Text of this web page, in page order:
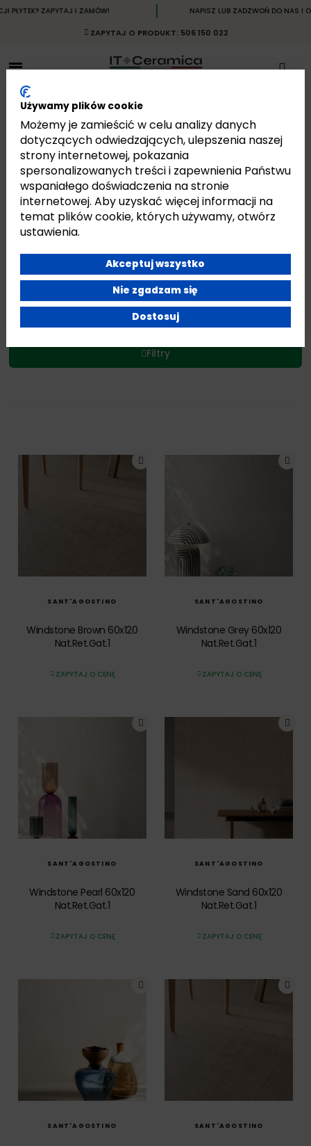
ZAPYTAJ I ZAMÓW! NAPISZ LUB ZADZWOŃ DO NAS I
ZAPYTAJ O PRODUKT: 506 150 022
WINDSTONE
Strona główna Płytki Płytki Włoskie
Płytki Sant'Agostino
Windstone
Pokazano 1-10 z 10 pozycji
Filtry
SANT'AGOSTINO
Windstone Brown 60x120
Nat.Ret.Gat.1
ZAPYTAJ O CENĘ
SZYBKI PODGLĄD
SANT'AGOSTINO
Windstone Grey 60x120
Nat.Ret.Gat.1
ZAPYTAJ O CENĘ
SZYBKI PODGLĄD
SANT'AGOSTINO
Windstone Pearl 60x120
Nat.Ret.Gat.1
ZAPYTAJ O CENĘ
SZYBKI PODGLĄD
SANT'AGOSTINO
Windstone Sand 60x120
Nat.Ret.Gat.1
ZAPYTAJ O CENĘ
SZYBKI PODGLĄD
SANT'AGOSTINO
SZYBKI PODGLĄD
SANT'AGOSTINO
SZYBKI PODGLĄD
Używamy plików cookie
Możemy je zamieścić w celu analizy danych
dotyczących odwiedzających, ulepszenia naszej
strony internetowej, pokazania
spersonalizowanych treści i zapewnienia Państwu
wspaniałego doświadczenia na stronie
internetowej. Aby uzyskać więcej informacji na
temat plików cookie, których używamy, otwórz
ustawienia.
Akceptuj wszystko
Nie zgadzam się
Dostosuj